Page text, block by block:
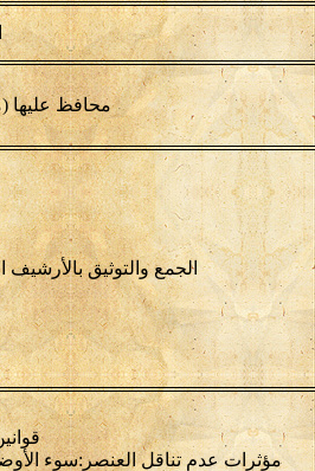
محافظ عليها
الجمع والتوثيق بالأرشيف
مؤثرات عدم تناقل العنصر:سوء